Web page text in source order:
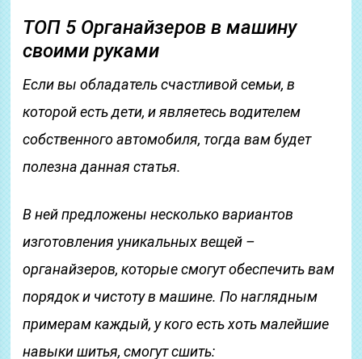
ТОП 5 Органайзеров в машину
своими руками
Если вы обладатель счастливой семьи, в
которой есть дети, и являетесь водителем
собственного автомобиля, тогда вам будет
полезна данная статья.
В ней предложены несколько вариантов
изготовления уникальных вещей –
органайзеров, которые смогут обеспечить вам
порядок и чистоту в машине. По наглядным
примерам каждый, у кого есть хоть малейшие
навыки шитья, смогут сшить: